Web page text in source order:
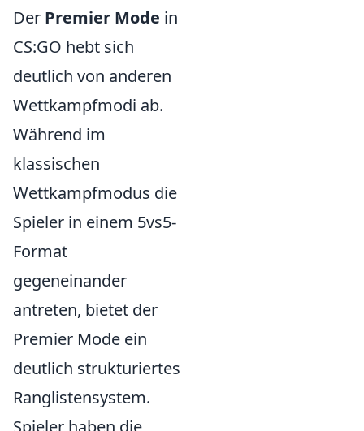
Der Premier Mode in
CS:GO hebt sich
deutlich von anderen
Wettkampfmodi ab.
Während im
klassischen
Wettkampfmodus die
Spieler in einem 5vs5-
Format
gegeneinander
antreten, bietet der
Premier Mode ein
deutlich strukturiertes
Ranglistensystem.
Spieler haben die